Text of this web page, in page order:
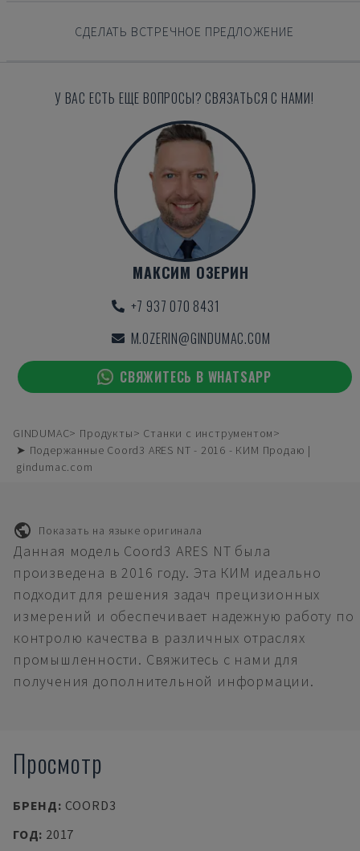
СДЕЛАТЬ ВСТРЕЧНОЕ ПРЕДЛОЖЕНИЕ
У ВАС ЕСТЬ ЕЩЕ ВОПРОСЫ? СВЯЗАТЬСЯ С НАМИ!
МАКСИМ ОЗЕРИН
+7 937 070 8431
M.OZERIN@GINDUMAC.COM
СВЯЖИТЕСЬ В WHATSAPP
GINDUMAC Продукты
Станки с инструментом
➤ Подержанные Coord3 ARES NT - 2016 - КИМ Продаю |
gindumac.com
Показать на языке оригинала
Данная модель Coord3 ARES NT была
произведена в 2016 году. Эта КИМ идеально
подходит для решения задач прецизионных
измерений и обеспечивает надежную работу по
контролю качества в различных отраслях
промышленности. Свяжитесь с нами для
получения дополнительной информации.
Просмотр
БРЕНД: COORD3
ГОД: 2017